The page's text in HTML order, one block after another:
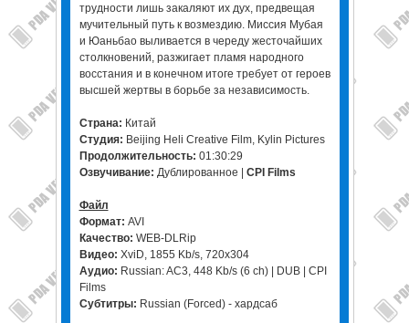
трудности лишь закаляют их дух, предвещая
мучительный путь к возмездию. Миссия Мубая
и Юаньбао выливается в череду жесточайших
столкновений, разжигает пламя народного
восстания и в конечном итоге требует от героев
высшей жертвы в борьбе за независимость.
Страна: Китай
Студия: Beijing Heli Creative Film, Kylin Pictures
Продолжительность: 01:30:29
Озвучивание: Дублированное | CPI Films
Файл
Формат: AVI
Качество: WEB-DLRip
Видео: XviD, 1855 Kb/s, 720x304
Аудио: Russian: AC3, 448 Kb/s (6 ch) | DUB | CPI
Films
Субтитры: Russian (Forced) - хардсаб